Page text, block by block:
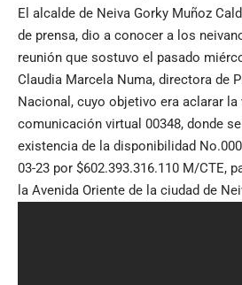
El alcalde de Neiva Gorky Muñoz
de prensa, dio a conocer a los
reunión que sostuvo el pasado
Claudia Marcela Numa, directora de
Nacional, cuyo objetivo era aclarar la
comunicación virtual 00348, donde
existencia de la disponibilidad
03-23 por $602.393.316.110 M/CTE,
la Avenida Oriente de la ciudad de